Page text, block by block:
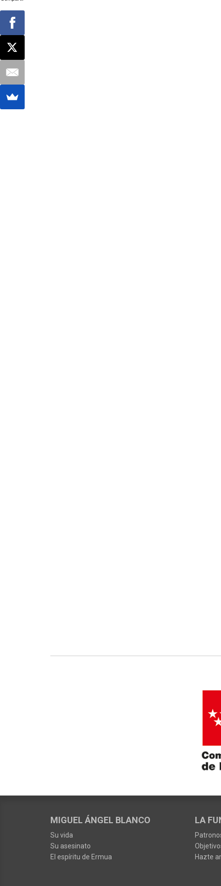
MIGUEL ÁNGEL BLANCO
Su vida
Su asesinato
El espíritu de Ermua
LA
Hazte